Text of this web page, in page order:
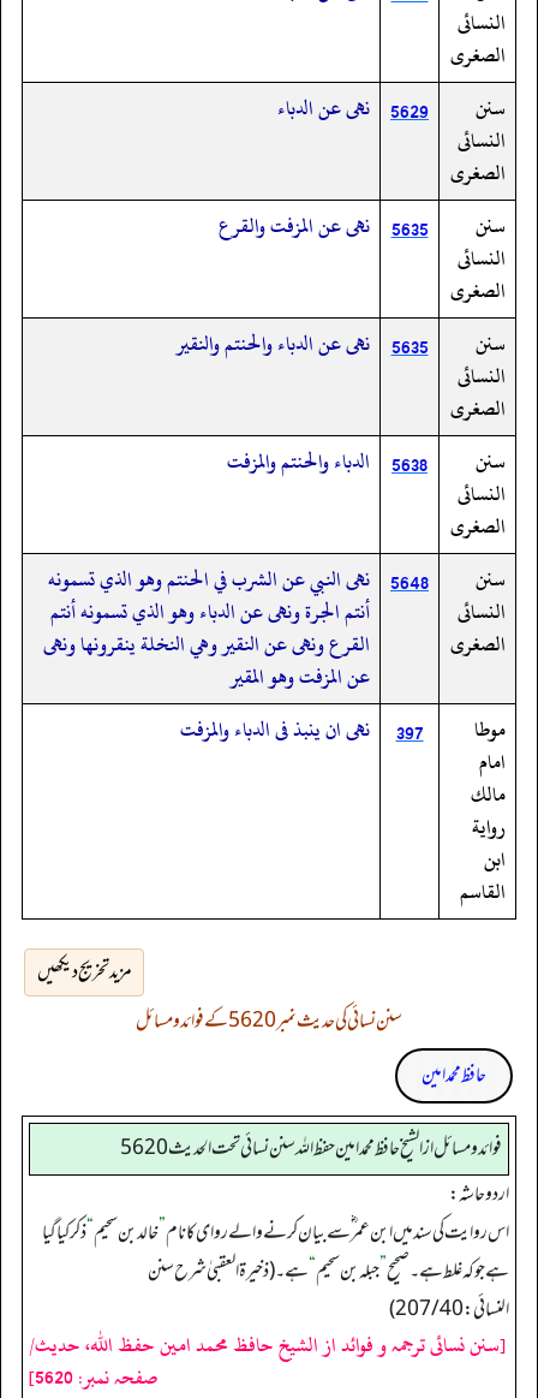
النسائى
الصغرى
سنن
النسائى
الصغرى
5629 نهى عن الدباء
سنن
النسائى
الصغرى
5635 نهى عن المزفت والقرع
سنن
النسائى
الصغرى
5635 نهى عن الدباء والحنتم والنقير
سنن
النسائى
الصغرى
5638 الدباء والحنتم والمزفت
سنن
النسائى
الصغرى
5648 نهى النبي عن الشرب في الحنتم وهو الذي تسمونه
أنتم الجرة ونهى عن الدباء وهو الذي تسمونه أنتم
القرع ونهى عن النقير وهي النخلة ينقرونها ونهى
عن المزفت وهو المقير
موطا
امام
مالك
رواية
ابن
القاسم
397 نهى ان ينبذ فى الدباء والمزفت
مزید تخریج دیکھیں
سنن نسائی کی حدیث نمبر 5620 کے فوائد و مسائل
حافظ محمد امین
فوائد ومسائل از الشيخ حافظ محمد امين حفظ الله سنن نسائي تحت الحديث5620
اردو حاشہ:
اس روایت کی سند میں ابن عمر ؓ سے بیان کرنے والے روای کا نام”خالد بن سحیم“ذکر کیا گیا
ہے جو کہ غلط ہے۔ صحیح”جبلہ بن سحیم“ہے۔ (ذخیرة العقبیٰ شرح سنن
النسائي: 207/40)
[سنن نسائی ترجمہ و فوائد از الشیخ حافظ محمد امین حفظ اللہ، حدیث/
صفحہ نمبر: 5620]